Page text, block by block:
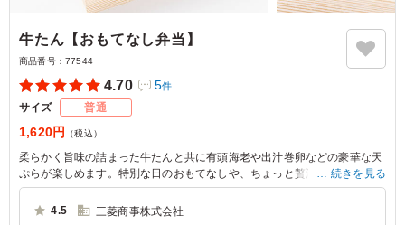
牛たん【おもてなし弁当】
商品番号： 77544
4.70 5件
サイズ 普通
1,620円 （税込）
柔らかく旨味の詰まった牛たんと共に有頭海老や出汁巻卵などの豪華な天
ぷらが楽しめます。特別な日のおもてなしや、ちょっと贅沢なランチにぴ
ったり。
続きを見る
4.5 三菱商事株式会社